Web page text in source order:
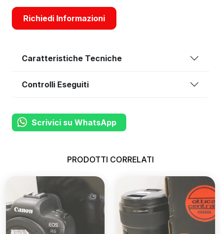
Richiedi Informazioni
Caratteristiche Tecniche
Controlli Eseguiti
Scrivici su WhatsApp
PRODOTTI CORRELATI